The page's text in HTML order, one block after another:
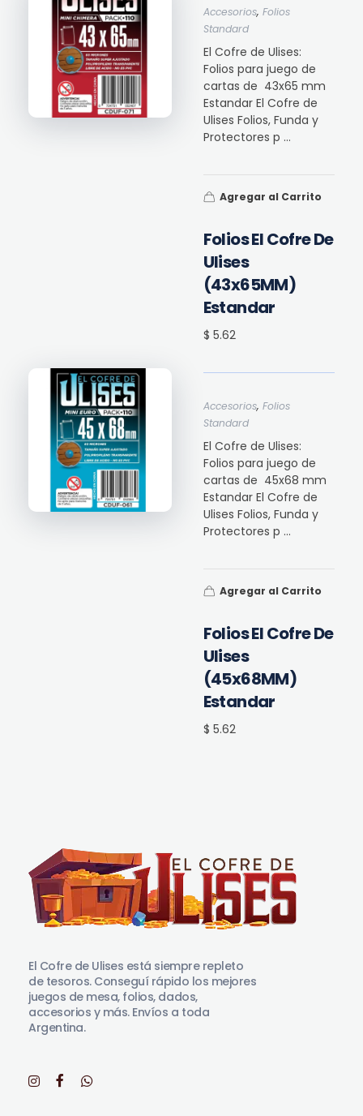
Folios El Cofre De
Ulises
(43x65MM)
Estandar
$ 5.62
Accesorios, Folios
Standard
El Cofre de Ulises:
Folios para juego de
cartas de 43x65 mm
Estandar El Cofre de
Ulises Folios, Funda y
Protectores p ...
Agregar al Carrito
Folios El Cofre De
Ulises
(45x68MM)
Estandar
$ 5.62
Accesorios, Folios
Standard
El Cofre de Ulises:
Folios para juego de
cartas de 45x68 mm
Estandar El Cofre de
Ulises Folios, Funda y
Protectores p ...
Agregar al Carrito
El Cofre de Ulises está siempre repleto
de tesoros. Conseguí rápido los mejores
juegos de mesa, folios, dados,
accesorios y más. Envíos a toda
Argentina.